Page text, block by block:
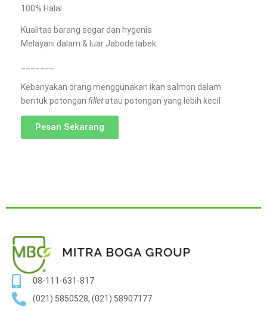
100% Halal
Kualitas barang segar dan hygenis
Melayani dalam & luar Jabodetabek
Kebanyakan orang menggunakan ikan salmon dalam
bentuk potongan filletatau potongan yang lebih kecil
Pesan Sekarang
08-111-631-817
(021) 5850528, (021) 58907177